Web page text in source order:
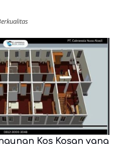
Kos Kosan yang